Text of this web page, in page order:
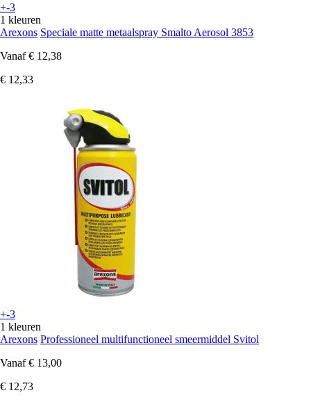
+-3
1 kleuren
Arexons Speciale matte metaalspray Smalto Aerosol 3853
Vanaf € 12,38
€ 12,33
+-3
1 kleuren
Arexons Professioneel multifunctioneel smeermiddel Svitol
Vanaf € 13,00
€ 12,73